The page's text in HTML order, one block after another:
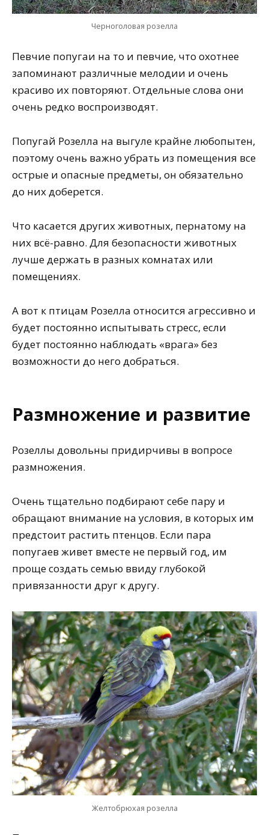
Черноголовая розелла
Певчие попугаи на то и певчие, что охотнее
запоминают различные мелодии и очень
красиво их повторяют. Отдельные слова они
очень редко воспроизводят.
Попугай Розелла на выгуле крайне любопытен,
поэтому очень важно убрать из помещения все
острые и опасные предметы, он обязательно
до них доберется.
Что касается других животных, пернатому на
них всё-равно. Для безопасности животных
лучше держать в разных комнатах или
помещениях.
А вот к птицам Розелла относится агрессивно и
будет постоянно испытывать стресс, если
будет постоянно наблюдать «врага» без
возможности до него добраться.
Размножение и развитие
Розеллы довольны придирчивы в вопросе
размножения.
Очень тщательно подбирают себе пару и
обращают внимание на условия, в которых им
предстоит растить птенцов. Если пара
попугаев живет вместе не первый год, им
проще создать семью ввиду глубокой
привязанности друг к другу.
Желтобрюхая розелла